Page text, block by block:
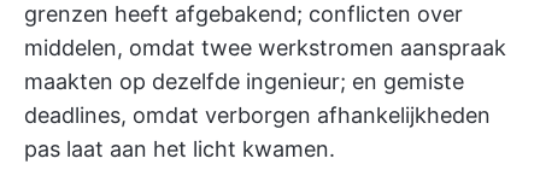
grenzen heeft afgebakend; conflicten over
middelen, omdat twee werkstromen aanspraak
maakten op dezelfde ingenieur; en gemiste
deadlines, omdat verborgen afhankelijkheden
pas laat aan het licht kwamen.